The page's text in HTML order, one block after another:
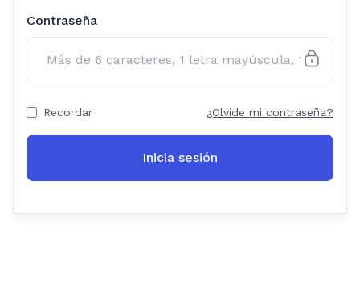
Contraseña
Recordar ¿Olvide mi contraseña?